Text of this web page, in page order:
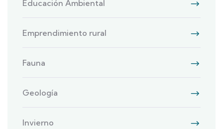
Educación Ambiental
Emprendimiento rural
Fauna
Geología
Invierno